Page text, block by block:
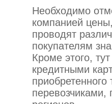
Необходимо
компанией
проводят
покупателям
Кроме этого,
кредитными
перевозчиками,